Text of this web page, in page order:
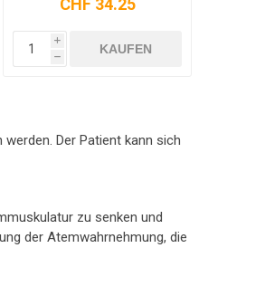
CHF 34.25
i
h
KAUFEN
Der Patient kann sich
zu senken und
der Atemwahrnehmung, die